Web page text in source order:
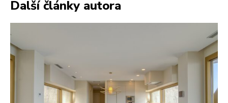
Další články autora